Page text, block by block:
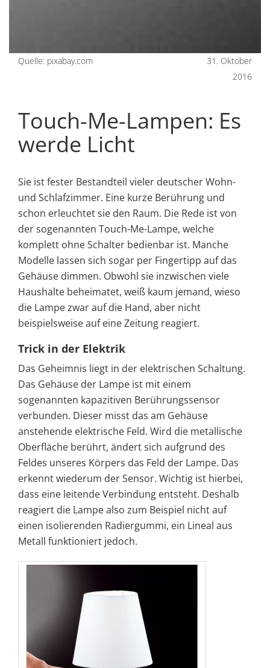
Quelle: pixabay.com
31. Oktober
2016
Touch-Me-Lampen: Es
werde Licht
Sie ist fester Bestandteil vieler deutscher Wohn-
und Schlafzimmer. Eine kurze Berührung und
schon erleuchtet sie den Raum. Die Rede ist von
der sogenannten Touch-Me-Lampe, welche
komplett ohne Schalter bedienbar ist. Manche
Modelle lassen sich sogar per Fingertipp auf das
Gehäuse dimmen. Obwohl sie inzwischen viele
Haushalte beheimatet, weiß kaum jemand, wieso
die Lampe zwar auf die Hand, aber nicht
beispielsweise auf eine Zeitung reagiert.
Trick in der Elektrik
Das Geheimnis liegt in der elektrischen Schaltung.
Das Gehäuse der Lampe ist mit einem
sogenannten kapazitiven Berührungssensor
verbunden. Dieser misst das am Gehäuse
anstehende elektrische Feld. Wird die metallische
Oberfläche berührt, ändert sich aufgrund des
Feldes unseres Körpers das Feld der Lampe. Das
erkennt wiederum der Sensor. Wichtig ist hierbei,
dass eine leitende Verbindung entsteht. Deshalb
reagiert die Lampe also zum Beispiel nicht auf
einen isolierenden Radiergummi, ein Lineal aus
Metall funktioniert jedoch.